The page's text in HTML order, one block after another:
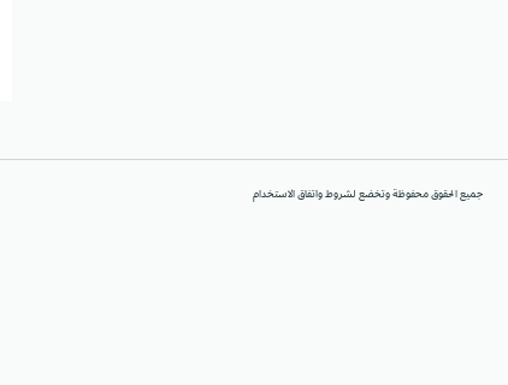
جميع الحقوق محفوظة وتخضع لشروط واتفاق الاستخدام